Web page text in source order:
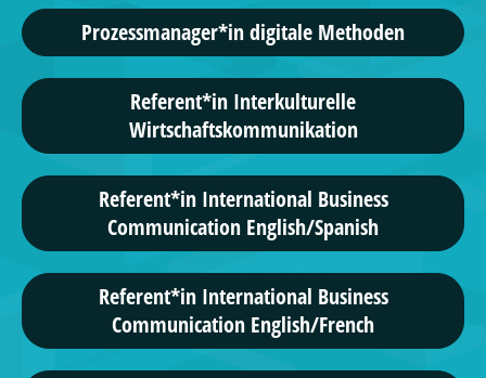
Prozessmanager*in digitale Methoden
Referent*in Interkulturelle
Wirtschaftskommunikation
Referent*in International Business
Communication English/Spanish
Referent*in International Business
Communication English/French